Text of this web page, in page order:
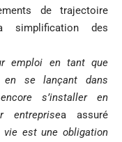
de trajectoire
simplification des
emploi en tant que
se lançant dans
s’installer en
entreprisea assuré
est une obligation